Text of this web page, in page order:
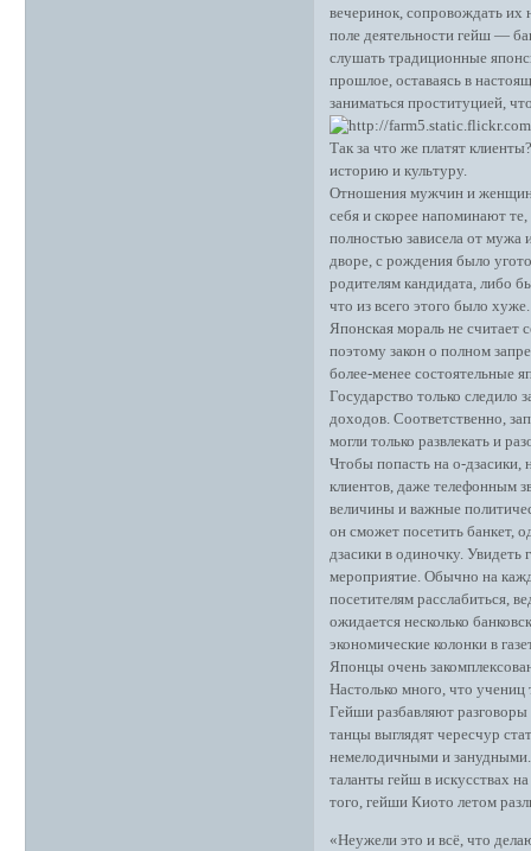
вечеринок, сопровождать их
поле деятельности гейш —
слушать традиционные
прошлое, оставаясь в
заниматься проституцией,
Так за что же платят
историю и культуру.
Отношения мужчин и женщин
себя и скорее напоминают
полностью зависела от мужа
дворе, с рождения было
родителям кандидата, либо
что из всего этого было хуже.
Японская мораль не
поэтому закон о полном
более-менее состоятельные
Государство только следило
доходов. Соответственно,
могли только развлекать и
Чтобы попасть на о-дзасики,
клиентов, даже телефонным
величины и важные
он сможет посетить банкет,
дзасики в одиночку. Увидеть
мероприятие. Обычно на
посетителям расслабиться,
ожидается несколько
экономические колонки в
Японцы очень
Настолько много, что
Гейши разбавляют
танцы выглядят чересчур
немелодичными и
таланты гейш в искусствах
того, гейши Киото летом
«Неужели это и всё, что